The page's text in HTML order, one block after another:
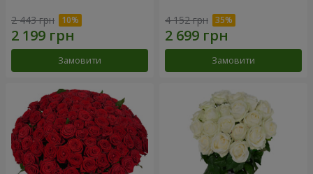
2 443 грн
Замовити
4 152 грн
Замовити